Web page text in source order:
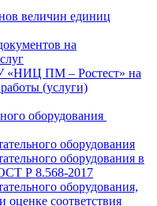
величин единиц
на
«НИЦ ПМ – Ростест» на
(услуги)
оборудования
оборудования
оборудования в
Р 8.568-2017
оборудования,
оценке соответствия